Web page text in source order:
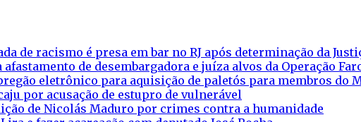
de racismo é presa em bar no RJ após determinação da
de desembargadora e juíza alvos da Operação
eletrônico para aquisição de paletós para membros do
por acusação de estupro de vulnerável
de Nicolás Maduro por crimes contra a humanidade